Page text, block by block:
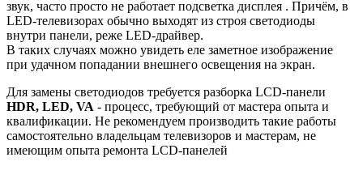
звук, часто просто не работает подсветка дисплея . Причём, в
LED-телевизорах обычно выходят из строя светодиоды
внутри панели, реже LED-драйвер.
В таких случаях можно увидеть еле заметное изображение
при удачном попадании внешнего освещения на экран.
Для замены светодиодов требуется разборка LCD-панели
HDR, LED, VA - процесс, требующий от мастера опыта и
квалификации. Не рекомендуем производить такие работы
самостоятельно владельцам телевизоров и мастерам, не
имеющим опыта ремонта LCD-панелей